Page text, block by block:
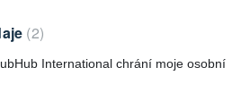
2
International chrání moje osobní